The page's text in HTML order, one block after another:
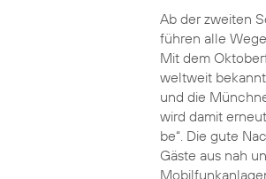
Ab der zweiten
führen alle
Mit dem
weltweit
und die
wird damit
be“. Die gute
Gäste aus nah